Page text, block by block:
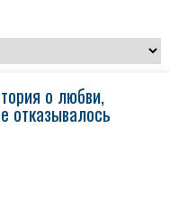
о любви,
отказывалось